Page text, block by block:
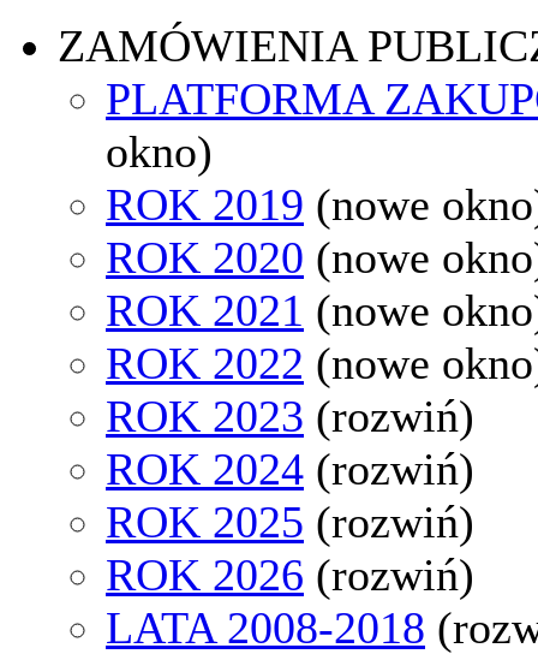
ZAMÓWIENIA
PLATFORMA
okno)
ROK 2019 (nowe
ROK 2020 (nowe
ROK 2021 (nowe
ROK 2022 (nowe
ROK 2023 (rozwiń)
ROK 2024 (rozwiń)
ROK 2025 (rozwiń)
ROK 2026 (rozwiń)
LATA 2008-2018